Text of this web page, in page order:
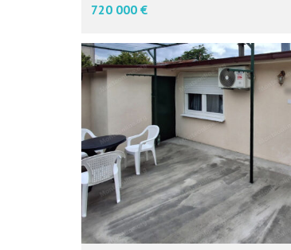
720 000 €